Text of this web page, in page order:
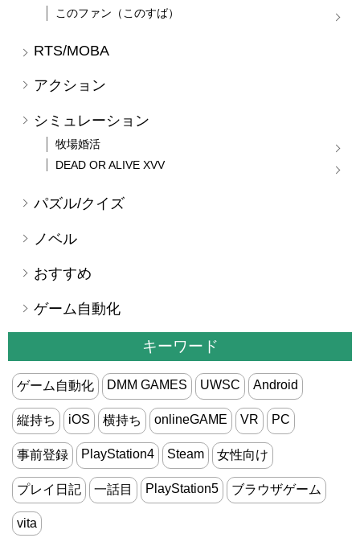
このファン（このすば）
RTS/MOBA
アクション
シミュレーション
牧場婚活
DEAD OR ALIVE XVV
パズル/クイズ
ノベル
おすすめ
ゲーム自動化
キーワード
ゲーム自動化 DMM GAMES UWSC Android
縦持ち iOS 横持ち onlineGAME VR PC
事前登録 PlayStation4 Steam 女性向け
プレイ日記 一話目 PlayStation5 ブラウザゲーム
vita